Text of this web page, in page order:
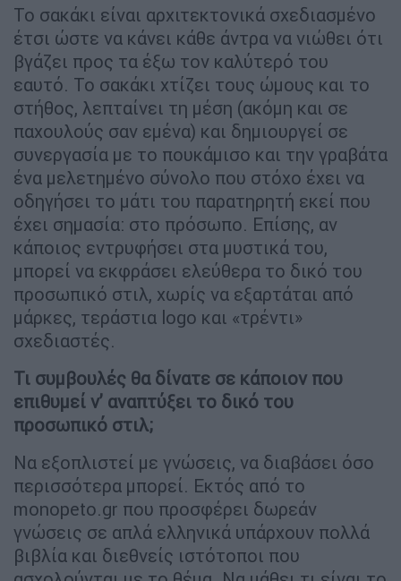
Το σακάκι είναι αρχιτεκτονικά σχεδιασμένο
έτσι ώστε να κάνει κάθε άντρα να νιώθει ότι
βγάζει προς τα έξω τον καλύτερό του
εαυτό. Το σακάκι χτίζει τους ώμους και το
στήθος, λεπταίνει τη μέση (ακόμη και σε
παχουλούς σαν εμένα) και δημιουργεί σε
συνεργασία με το πουκάμισο και την γραβάτα
ένα μελετημένο σύνολο που στόχο έχει να
οδηγήσει το μάτι του παρατηρητή εκεί που
έχει σημασία: στο πρόσωπο. Επίσης, αν
κάποιος εντρυφήσει στα μυστικά του,
μπορεί να εκφράσει ελεύθερα το δικό του
προσωπικό στιλ, χωρίς να εξαρτάται από
μάρκες, τεράστια logo και «τρέντι»
σχεδιαστές.
Τι συμβουλές θα δίνατε σε κάποιον που
επιθυμεί ν’ αναπτύξει το δικό του
προσωπικό στιλ;
Να εξοπλιστεί με γνώσεις, να διαβάσει όσο
περισσότερα μπορεί. Εκτός από το
monopeto.gr που προσφέρει δωρεάν
γνώσεις σε απλά ελληνικά υπάρχουν πολλά
βιβλία και διεθνείς ιστότοποι που